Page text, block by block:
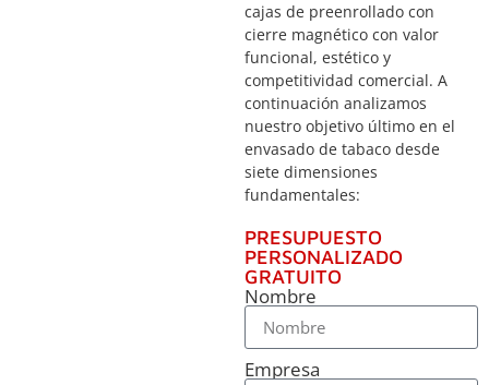
cajas de preenrollado con
cierre magnético con valor
funcional, estético y
competitividad comercial. A
continuación analizamos
nuestro objetivo último en el
envasado de tabaco desde
siete dimensiones
fundamentales:
PRESUPUESTO
PERSONALIZADO
GRATUITO
Nombre
Empresa